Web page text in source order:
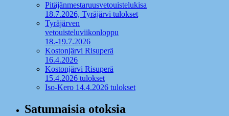
Pitäjänmestaruusvetouistelukisa
18.7.2026, Tyräjärvi tulokset
Tyräjärven
vetouisteluviikonloppu
18.-19.7.2026
Kostonjärvi Risuperä
16.4.2026
Kostonjärvi Risuperä
15.4.2026 tulokset
Iso-Kero 14.4.2026 tulokset
Satunnaisia otoksia